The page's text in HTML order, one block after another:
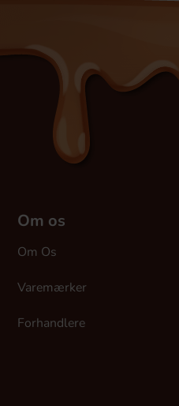
Om os
Om Os
Varemærker
Forhandlere